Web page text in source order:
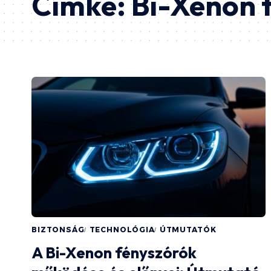
BIZTONSÁG TECHNOLÓGIA ÚTMUTATÓK
A Bi-Xenon fényszórók